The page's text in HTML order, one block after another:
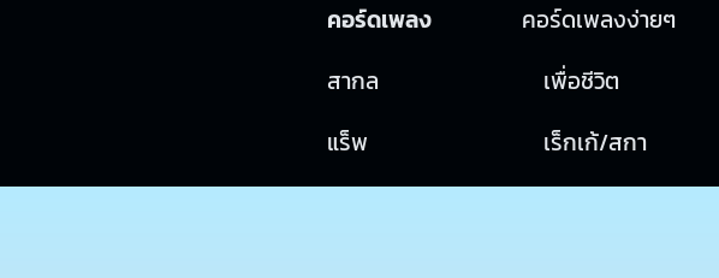
คอร์ดเพลง คอร์ดเพลงง่ายๆ
สากล
เพื่อชีวิต
แร็พ
เร็กเก้/สกา